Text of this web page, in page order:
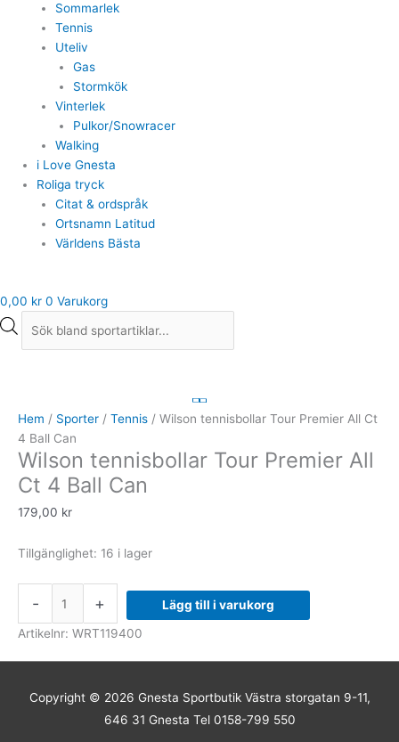
Sommarlek
Tennis
Uteliv
Gas
Stormkök
Vinterlek
Pulkor/Snowracer
Walking
i Love Gnesta
Roliga tryck
Citat & ordspråk
Ortsnamn Latitud
Världens Bästa
0,00 kr 0 Varukorg
Hem / Sporter / Tennis / Wilson tennisbollar Tour Premier All Ct
4 Ball Can
Wilson tennisbollar Tour Premier All
Ct 4 Ball Can
179,00 kr
Tillgänglighet: 16 i lager
-
Tour
Premier
All
Ct
4
Ball
mängd
+ Lägg till i varukorg
Artikelnr: WRT119400
Copyright © 2026 Gnesta SportbutikVästra storgatan 9-11,
646 31 Gnesta Tel 0158-799 550